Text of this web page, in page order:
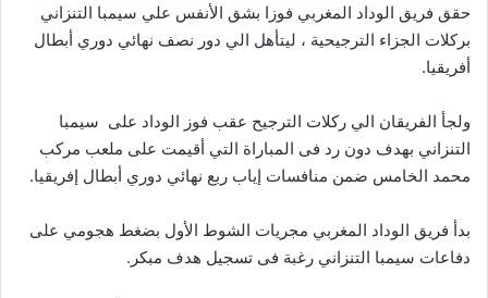
حقق فريق الوداد المغربي فوزا بشق الأنفس علي سيمبا التنزاني
بركلات الجزاء الترجيحية ، ليتأهل الي دور نصف نهائي دوري أبطال
أفريقيا.
ولجأ الفريقان الي ركلات الترجيح عقب فوز الوداد على سيمبا
التنزاني بهدف دون رد فى المباراة التي أقيمت على ملعب مركب
محمد الخامس ضمن منافسات إياب ربع نهائي دوري أبطال إفريقيا.
بدأ فريق الوداد المغربي مجريات الشوط الأول بضغط هجومي على
دفاعات سيمبا التنزاني رغبة فى تسجيل هدف مبكر.